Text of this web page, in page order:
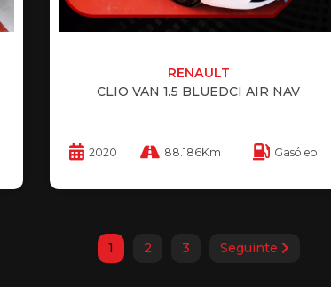
RENAULT
CLIO VAN 1.5 BLUEDCI AIR NAV
2020 88.186Km Gasóleo
1 2 3 Seguinte